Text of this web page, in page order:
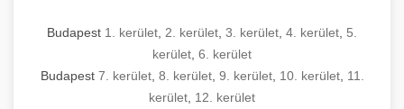
Budapest 1. kerület 2. kerület 3. kerület 4. kerület 5.
kerület 6. kerület
Budapest 7. kerület, 8. kerület, 9. kerület, 10. kerület, 11.
kerület 12. kerület